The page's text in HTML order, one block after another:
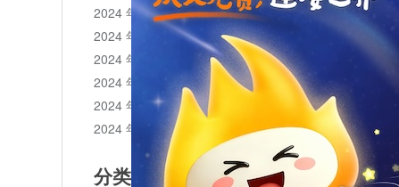
2024 年 10 月
2024 年 9 月
2024 年 8 月
2024 年 7 月
2024 年 6 月
2024 年 5 月
分类目录